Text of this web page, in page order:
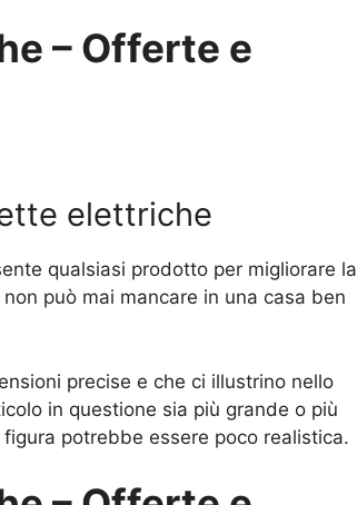
– Offerte e
elettriche
qualsiasi prodotto per migliorare la
non può mai mancare in una casa ben
precise e che ci illustrino nello
in questione sia più grande o più
potrebbe essere poco realistica.